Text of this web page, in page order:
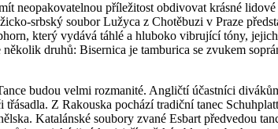
neopakovatelnou příležitost obdivovat krásné
srbský soubor Lužyca z Chotěbuzi v Praze
který vydává táhlé a hluboko vibrující tóny,
druhů: Bisernica je tamburica se zvukem
budou velmi rozmanité. Angličtí účastníci
Z Rakouska pochází tradiční tanec
Katalánské soubory zvané Esbart předvedou